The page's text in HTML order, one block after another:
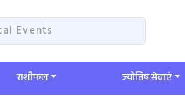
​राशीफल ज्योतिष सेवाएं